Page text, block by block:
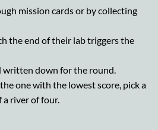
mission cards or by collecting
the end of their lab triggers the
written down for the round.
one with the lowest score, pick a
river of four.